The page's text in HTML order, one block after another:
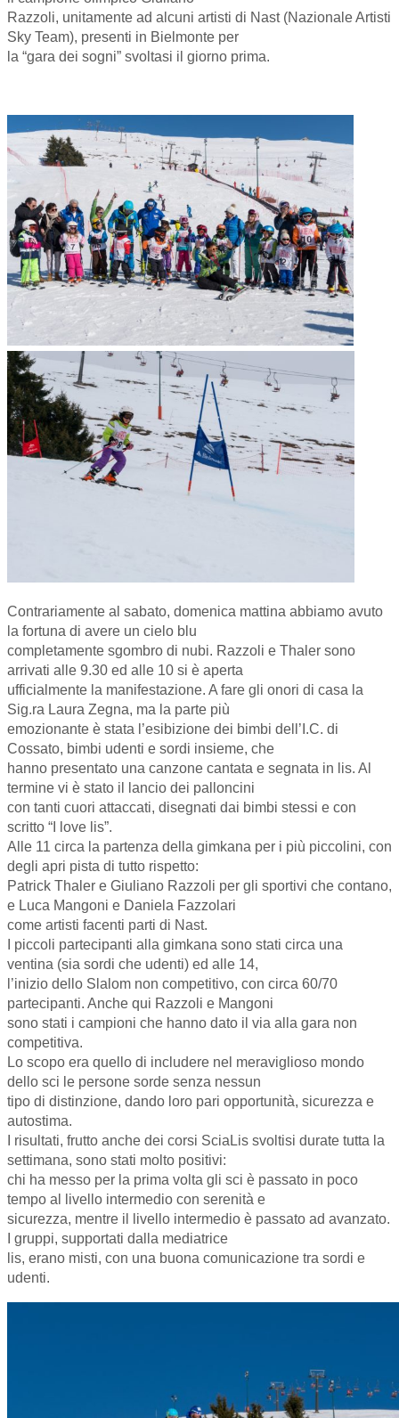
Razzoli, unitamente ad alcuni artisti di Nast (Nazionale Artisti
Sky Team), presenti in Bielmonte per
la “gara dei sogni” svoltasi il giorno prima.
Contrariamente al sabato, domenica mattina abbiamo avuto
la fortuna di avere un cielo blu
completamente sgombro di nubi. Razzoli e Thaler sono
arrivati alle 9.30 ed alle 10 si è aperta
ufficialmente la manifestazione. A fare gli onori di casa la
Sig.ra Laura Zegna, ma la parte più
emozionante è stata l’esibizione dei bimbi dell’I.C. di
Cossato, bimbi udenti e sordi insieme, che
hanno presentato una canzone cantata e segnata in lis. Al
termine vi è stato il lancio dei palloncini
con tanti cuori attaccati, disegnati dai bimbi stessi e con
scritto “I love lis”.
Alle 11 circa la partenza della gimkana per i più piccolini, con
degli apri pista di tutto rispetto:
Patrick Thaler e Giuliano Razzoli per gli sportivi che contano,
e Luca Mangoni e Daniela Fazzolari
come artisti facenti parti di Nast.
I piccoli partecipanti alla gimkana sono stati circa una
ventina (sia sordi che udenti) ed alle 14,
l’inizio dello Slalom non competitivo, con circa 60/70
partecipanti. Anche qui Razzoli e Mangoni
sono stati i campioni che hanno dato il via alla gara non
competitiva.
Lo scopo era quello di includere nel meraviglioso mondo
dello sci le persone sorde senza nessun
tipo di distinzione, dando loro pari opportunità, sicurezza e
autostima.
I risultati, frutto anche dei corsi SciaLis svoltisi durate tutta la
settimana, sono stati molto positivi:
chi ha messo per la prima volta gli sci è passato in poco
tempo al livello intermedio con serenità e
sicurezza, mentre il livello intermedio è passato ad avanzato.
I gruppi, supportati dalla mediatrice
lis, erano misti, con una buona comunicazione tra sordi e
udenti.